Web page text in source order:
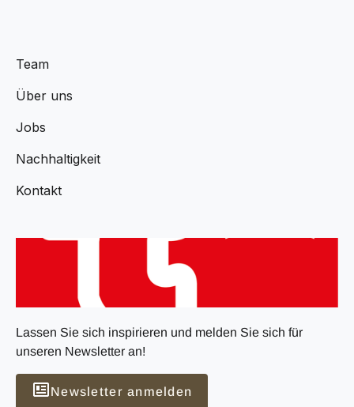
Team
Über uns
Jobs
Nachhaltigkeit
Kontakt
Lassen Sie sich inspirieren und melden Sie sich für
unseren Newsletter an!
Newsletter anmelden